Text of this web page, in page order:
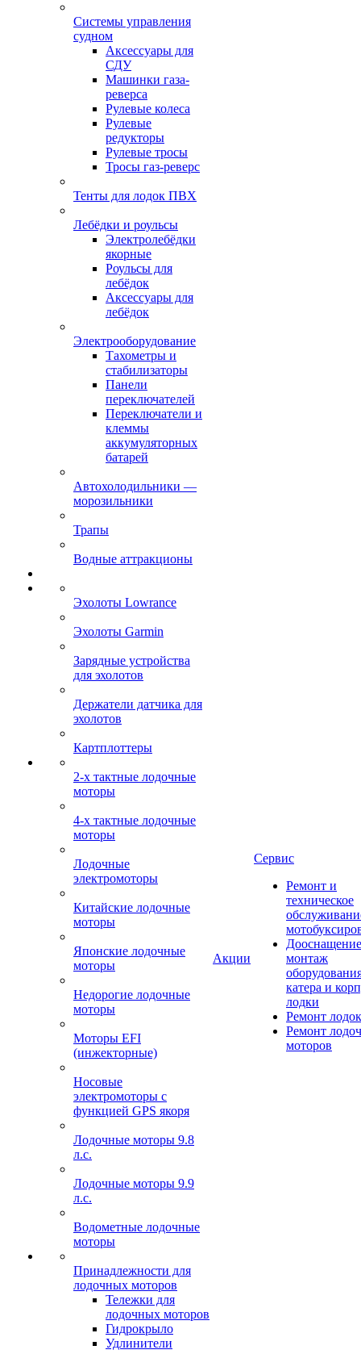
Системы управления
судном
Аксессуары для
СДУ
Машинки газа-
реверса
Рулевые колеса
Рулевые
редукторы
Рулевые тросы
Тросы газ-реверс
Тенты для лодок ПВХ
Лебёдки и роульсы
Электролебёдки
якорные
Роульсы для
лебёдок
Аксессуары для
лебёдок
Электрооборудование
Тахометры и
стабилизаторы
Панели
переключателей
Переключатели и
клеммы
аккумуляторных
батарей
Автохолодильники —
морозильники
Трапы
Водные аттракционы
Эхолоты Lowrance
Эхолоты Garmin
Зарядные устройства
для эхолотов
Держатели датчика для
эхолотов
Картплоттеры
2-х тактные лодочные
моторы
4-х тактные лодочные
моторы
Лодочные
электромоторы
Китайские лодочные
моторы
Японские лодочные
моторы
Недорогие лодочные
моторы
Моторы EFI
(инжекторные)
Носовые
электромоторы с
функцией GPS якоря
Лодочные моторы 9.8
л.с.
Лодочные моторы 9.9
л.с.
Водометные лодочные
моторы
Принадлежности для
лодочных моторов
Тележки для
лодочных моторов
Гидрокрыло
Удлинители
Акции
Сервис
Ремонт и
техническое
монтаж
катера и
лодки
Ремонт
Ремонт
моторов